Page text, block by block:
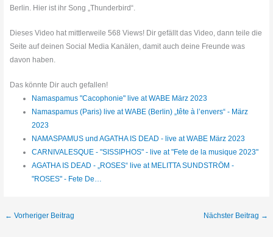
Berlin. Hier ist ihr Song „Thunderbird“.
Dieses Video hat mittlerweile 568 Views! Dir gefällt das Video, dann teile die
Seite auf deinen Social Media Kanälen, damit auch deine Freunde was
davon haben.
Das könnte Dir auch gefallen!
Namaspamus "Cacophonie" live at WABE März 2023
Namaspamus (Paris) live at WABE (Berlin) „tête à l’envers“ - März
2023
NAMASPAMUS und AGATHA IS DEAD - live at WABE März 2023
CARNIVALESQUE - "SISSIPHOS" - live at "Fete de la musique 2023"
AGATHA IS DEAD - „ROSES“ live at MELITTA SUNDSTRÖM -
"ROSES" - Fete De…
← Vorheriger Beitrag Nächster Beitrag →